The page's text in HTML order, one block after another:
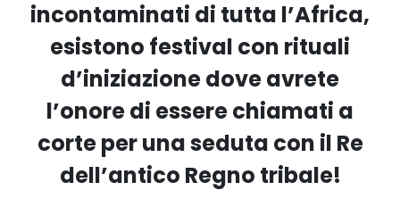
incontaminati di tutta l’Africa,
esistono festival con rituali
d’iniziazione dove avrete
l’onore di essere chiamati a
corte per una seduta con il Re
dell’antico Regno tribale!